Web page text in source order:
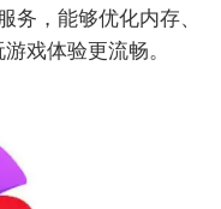
，能够优化内存、
戏体验更流畅。